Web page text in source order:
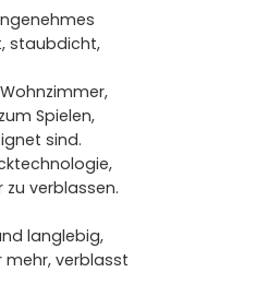
staubdicht,
Spielen,
sind.
verblassen.
langlebig,
verblasst